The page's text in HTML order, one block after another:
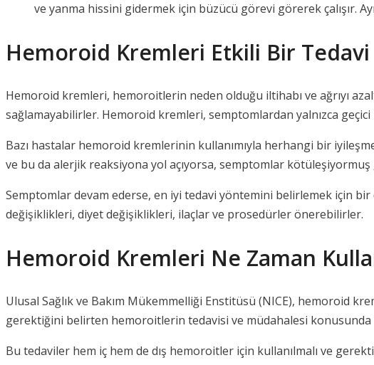
ve yanma hissini gidermek için büzücü görevi görerek çalışır.
Hemoroid Kremleri Etkili Bir
Hemoroid kremleri, hemoroitlerin neden olduğu iltihabı ve ağrıyı
sağlamayabilirler. Hemoroid kremleri, semptomlardan yalnızca
Bazı hastalar hemoroid kremlerinin kullanımıyla herhangi bir
ve bu da alerjik reaksiyona yol açıyorsa, semptomlar
Semptomlar devam ederse, en iyi tedavi yöntemini belirlemek için
değişiklikleri, diyet değişiklikleri, ilaçlar ve prosedürler önerebilirler.
Hemoroid Kremleri Ne Zaman
Ulusal Sağlık ve Bakım Mükemmelliği Enstitüsü (NICE), hemoroid
gerektiğini belirten hemoroitlerin tedavisi ve müdahalesi
Bu tedaviler hem iç hem de dış hemoroitler için kullanılmalı ve